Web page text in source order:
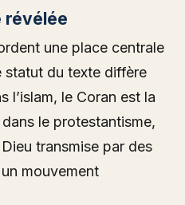
révélée
une place centrale
statut du texte diffère
l’islam, le Coran est la
le protestantisme,
transmise par des
mouvement